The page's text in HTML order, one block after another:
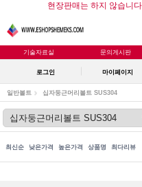
현장판매는 하지 않습니
기술자료실 문의게시판
로그인 마이페이지
일반볼트 십자둥근머리볼트 SUS304
최신순 낮은가격 높은가격 상품명 최다리뷰